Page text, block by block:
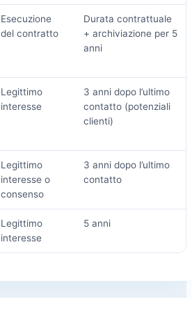
Esecuzione
del contratto
Durata contrattuale
+ archiviazione per 5
anni
Legittimo
interesse
3 anni dopo l’ultimo
contatto (potenziali
clienti)
Legittimo
interesse o
consenso
3 anni dopo l’ultimo
contatto
Legittimo
interesse
5 anni